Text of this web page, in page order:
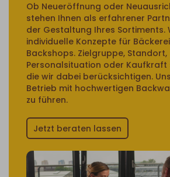
Ob Neueröffnung oder
stehen Ihnen als erfahrener
der Gestaltung Ihres Sortiments.
individuelle Konzepte für
Backshops. Zielgruppe, Standort,
Personalsituation oder Kaufkraft
die wir dabei berücksichtigen.
Betrieb mit hochwertigen
zu führen.
Jetzt beraten lassen